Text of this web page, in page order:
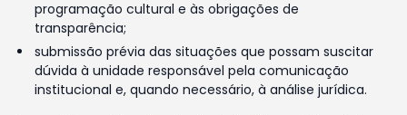
programação cultural e às obrigações de
transparência;
submissão prévia das situações que possam suscitar
dúvida à unidade responsável pela comunicação
institucional e, quando necessário, à análise jurídica.